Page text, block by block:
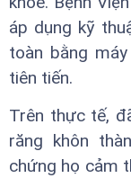
áp dụng kỹ
toàn bằng
tiên tiến.
Trên thực tế,
răng khôn
chứng họ cảm